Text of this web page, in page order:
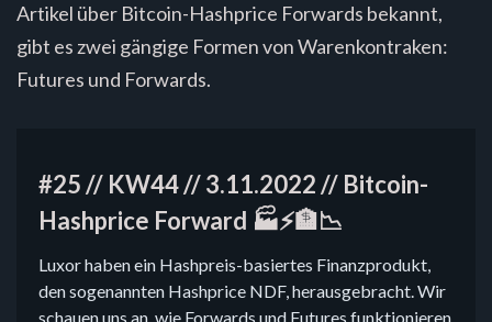
Artikel über Bitcoin-Hashprice Forwards bekannt,
gibt es zwei gängige Formen von Warenkontraken:
Futures und Forwards.
#25 // KW44 // 3.11.2022 // Bitcoin-
Hashprice Forward 🏭⚡🏦📉
Luxor haben ein Hashpreis-basiertes Finanzprodukt,
den sogenannten Hashprice NDF, herausgebracht. Wir
schauen uns an, wie Forwards und Futures funktionieren